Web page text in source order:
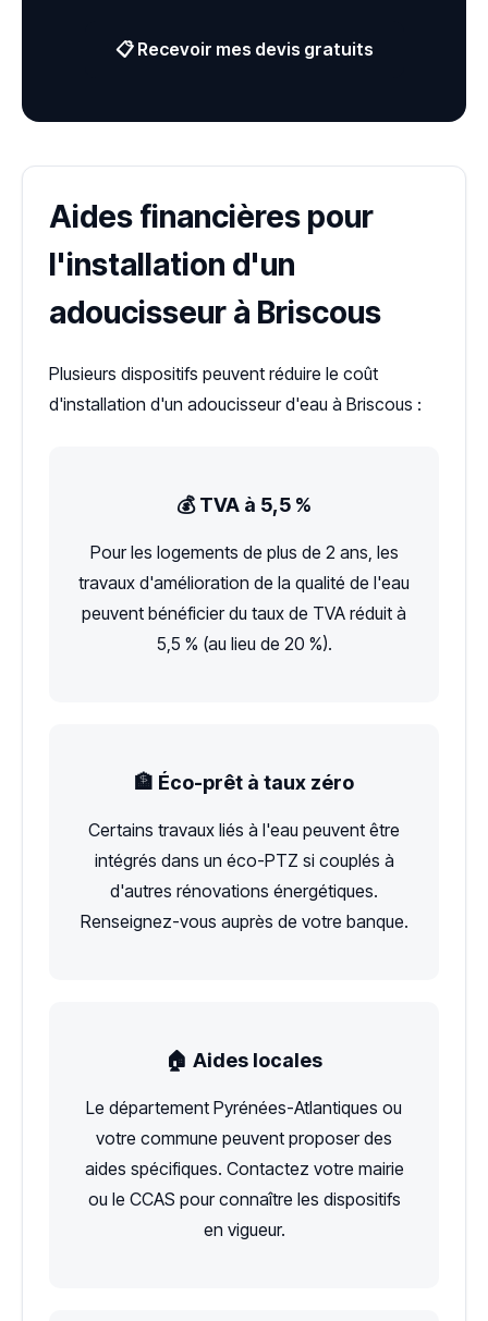
📋 Recevoir mes devis gratuits
Aides financières pour
l'installation d'un
adoucisseur à Briscous
Plusieurs dispositifs peuvent réduire le coût
d'installation d'un adoucisseur d'eau à Briscous :
💰 TVA à 5,5 %
Pour les logements de plus de 2 ans, les
travaux d'amélioration de la qualité de l'eau
peuvent bénéficier du taux de TVA réduit à
5,5 % (au lieu de 20 %).
🏦 Éco-prêt à taux zéro
Certains travaux liés à l'eau peuvent être
intégrés dans un éco-PTZ si couplés à
d'autres rénovations énergétiques.
Renseignez-vous auprès de votre banque.
🏠 Aides locales
Le département Pyrénées-Atlantiques ou
votre commune peuvent proposer des
aides spécifiques. Contactez votre mairie
ou le CCAS pour connaître les dispositifs
en vigueur.